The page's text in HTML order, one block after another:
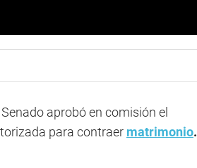
aprobó en comisión el
para contraer matrimonio.